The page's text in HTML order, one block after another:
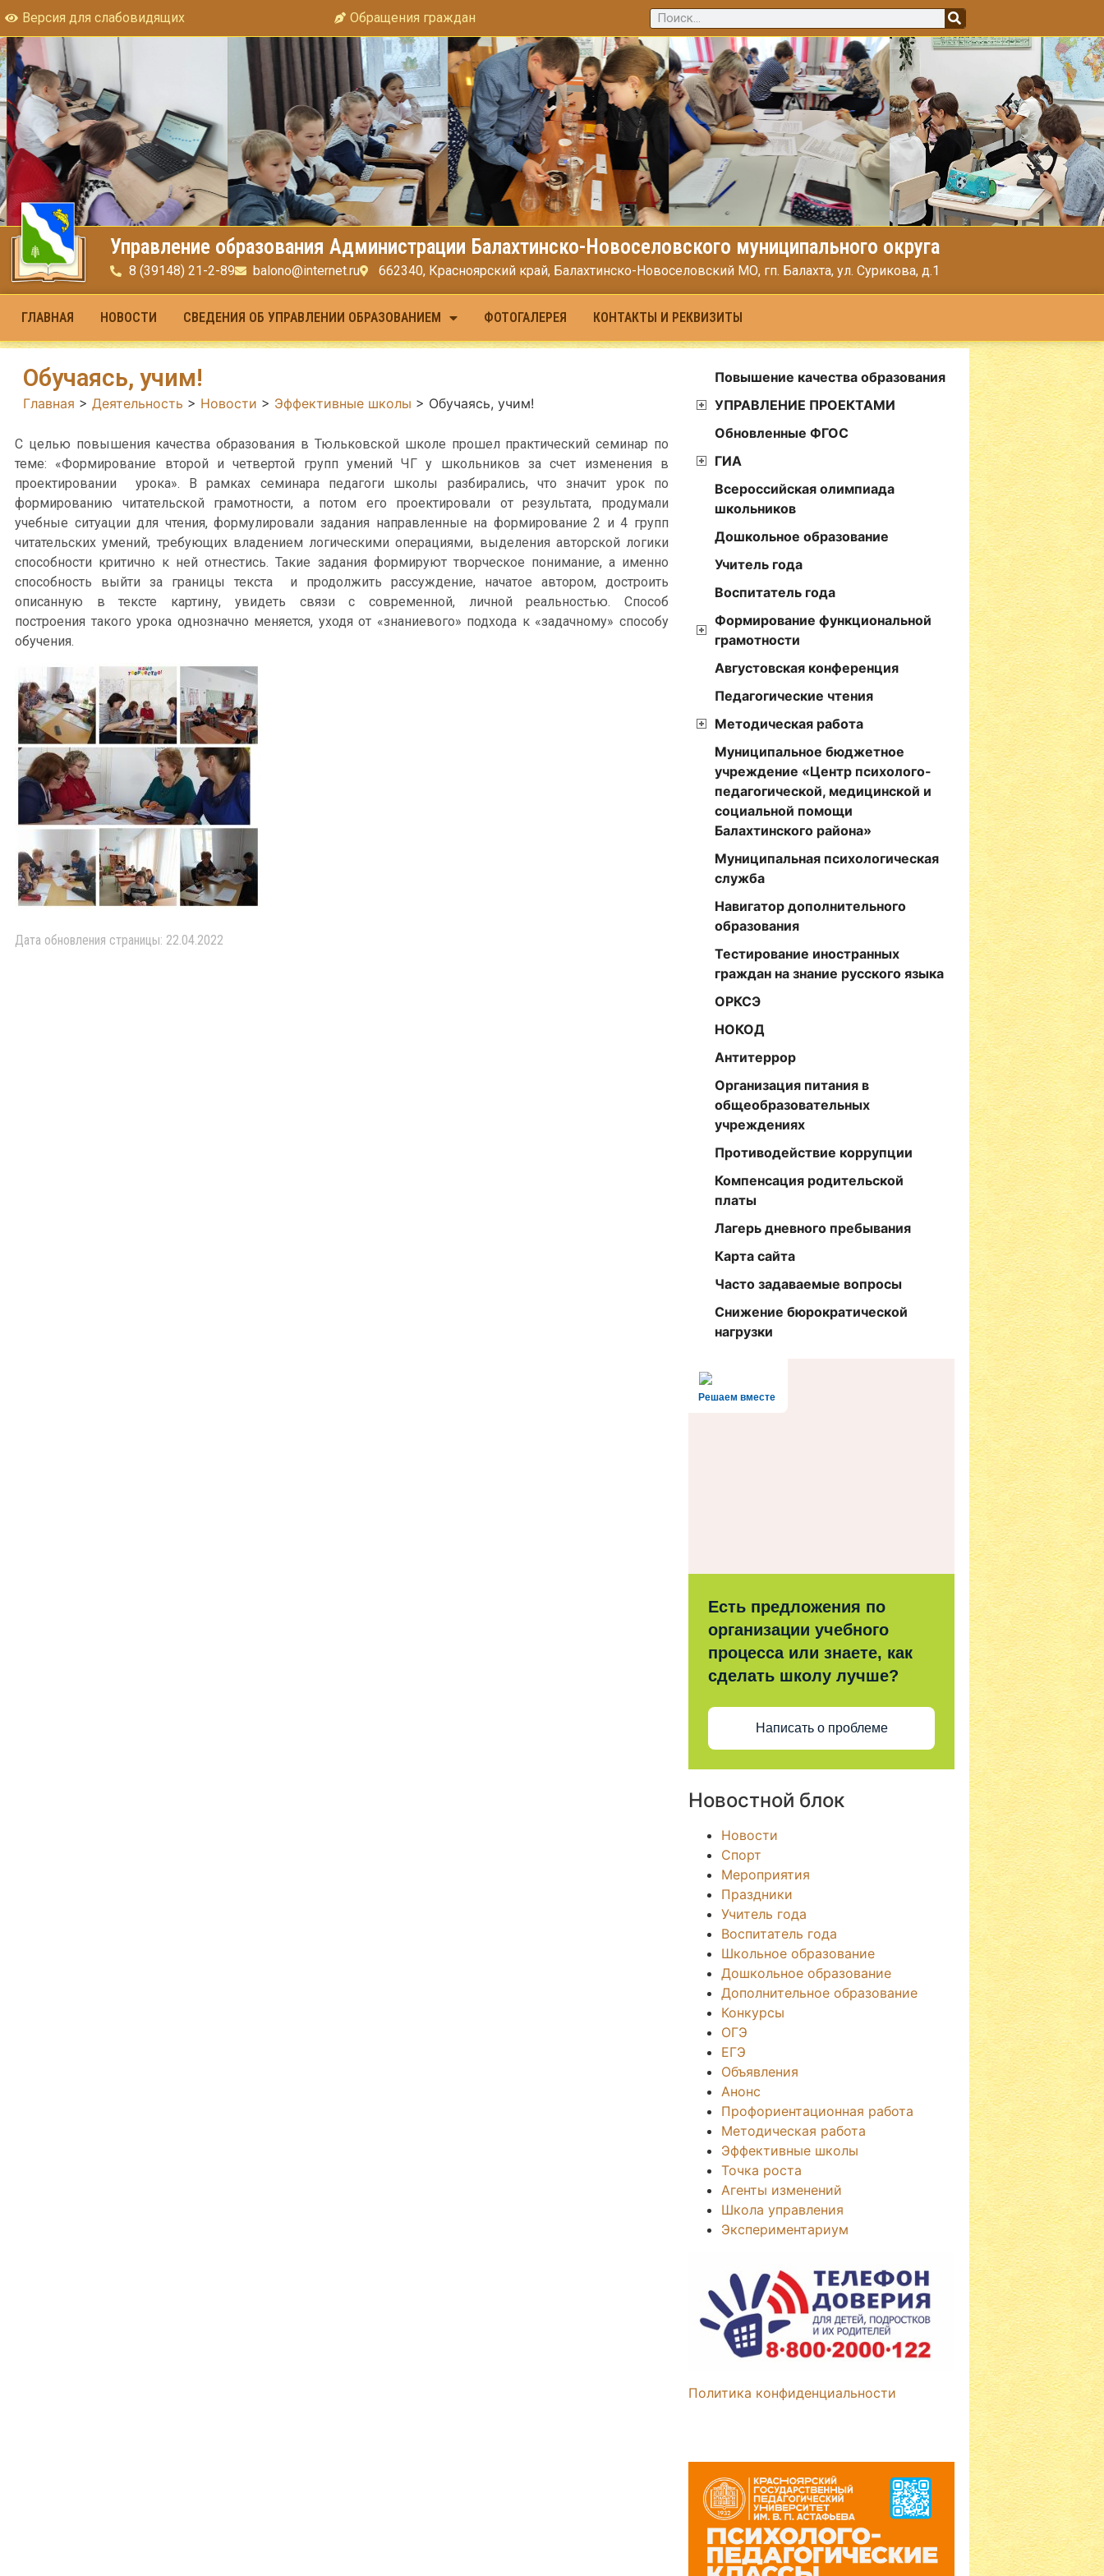
Версия для слабовидящих Обращения граждан
Управление образования Администрации Балахтинско-Новоселовского муниципального округа
8 (39148) 21-2-89 balono@internet.ru 662340, Красноярский край, Балахтинско-Новоселовский МО, гп. Балахта, ул. Сурикова, д.1
ГЛАВНАЯ НОВОСТИ СВЕДЕНИЯ ОБ УПРАВЛЕНИИ ОБРАЗОВАНИЕМ ФОТОГАЛЕРЕЯ КОНТАКТЫ И РЕКВИЗИТЫ
Обучаясь, учим!
Главная > Деятельность > Новости > Эффективные школы > Обучаясь, учим!
С целью повышения качества образования в Тюльковской школе прошел практический семинар по
теме: «Формирование второй и четвертой групп умений ЧГ у школьников за счет изменения в
проектировании урока». В рамках семинара педагоги школы разбирались, что значит урок по
формированию читательской грамотности, а потом его проектировали от результата, продумали
учебные ситуации для чтения, формулировали задания направленные на формирование 2 и 4 групп
читательских умений, требующих владением логическими операциями, выделения авторской логики
способности критично к ней отнестись. Такие задания формируют творческое понимание, а именно
способность выйти за границы текста и продолжить рассуждение, начатое автором, достроить
описанную в тексте картину, увидеть связи с современной, личной реальностью. Способ
построения такого урока однозначно меняется, уходя от «знаниевого» подхода к «задачному» способу
обучения.
Дата обновления страницы: 22.04.2022
Повышение качества образования
УПРАВЛЕНИЕ ПРОЕКТАМИ
Обновленные ФГОС
ГИА
Всероссийская олимпиада
школьников
Дошкольное образование
Учитель года
Воспитатель года
Формирование функциональной
грамотности
Августовская конференция
Педагогические чтения
Методическая работа
Муниципальное бюджетное
учреждение «Центр психолого-
педагогической, медицинской и
социальной помощи
Балахтинского района»
Муниципальная психологическая
служба
Навигатор дополнительного
образования
Тестирование иностранных
граждан на знание русского языка
ОРКСЭ
НОКОД
Антитеррор
Организация питания в
общеобразовательных
учреждениях
Противодействие коррупции
Компенсация родительской
платы
Лагерь дневного пребывания
Карта сайта
Часто задаваемые вопросы
Снижение бюрократической
нагрузки
Решаем вместе
Есть предложения по
организации учебного
процесса или знаете, как
сделать школу лучше?
Написать о проблеме
Новостной блок
Новости
Спорт
Мероприятия
Праздники
Учитель года
Воспитатель года
Школьное образование
Дошкольное образование
Дополнительное образование
Конкурсы
ОГЭ
ЕГЭ
Объявления
Анонс
Профориентационная работа
Методическая работа
Эффективные школы
Точка роста
Агенты изменений
Школа управления
Экспериментариум
Политика конфиденциальности